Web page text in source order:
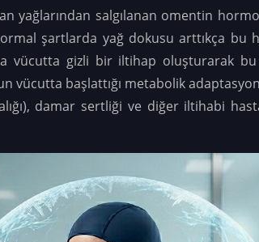
yağlarından salgılanan omentin
şartlarda yağ dokusu arttıkça
vücutta gizli bir iltihap oluşturarak bu
vücutta başlattığı metabolik
damar sertliği ve diğer iltihabi